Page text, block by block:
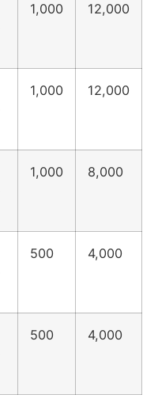
1,000 12,000
1,000 12,000
1,000 8,000
500 4,000
500 4,000